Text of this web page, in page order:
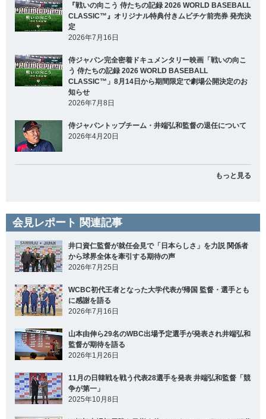
『戦いの向こう 侍たちの記録 2026 WORLD BASEBALL
CLASSIC™』オリジナル特典付きムビチケ前売券 発売決
定
2026年7月16日
侍ジャパン完全密着ドキュメンタリー映画「戦いの向こ
う 侍たちの記録 2026 WORLD BASEBALL
CLASSIC™」8月14日から期間限定で劇場公開決定のお
知らせ
2026年7月8日
侍ジャパントップチーム・井端弘和監督の退任について
2026年4月20日
もっと見る
会見レポート 関連記事
井口資仁監督が就任会見で「日本らしさ」を力説 関係者
から球界全体を牽引する期待の声
2026年7月25日
WCBC初代王者となった大学代表が帰国 監督・選手とも
に感謝を語る
2026年7月16日
山本由伸ら29名のWBC出場予定選手が発表され井端弘和
監督が期待を語る
2026年1月26日
11月の日韓戦を戦う代表28選手を発表 井端弘和監督「競
争が第一」
2025年10月8日